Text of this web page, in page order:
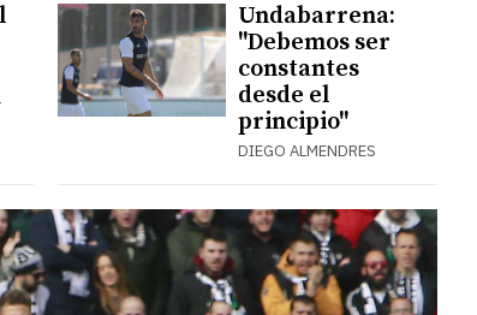
Undabarrena:
"Debemos ser
constantes
desde el
principio"
DIEGO ALMENDRES